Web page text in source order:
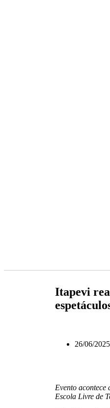
Itapevi
26/06/2025
Evento acontece
Escola Livre de